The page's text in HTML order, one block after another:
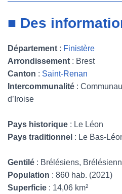
■ Des
Département : Finistère
Arrondissement : Brest
Canton : Saint-Renan
Intercommunalité :
d’Iroise
Pays historique : Le Léon
Pays traditionnel : Le Bas-
Gentilé : Brélésiens,
Population : 860 hab. (2021)
Superficie : 14,06 km²